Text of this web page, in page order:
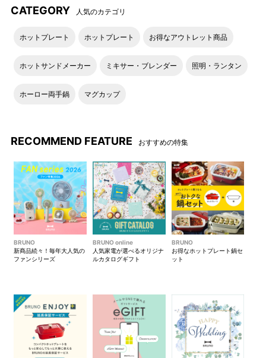
侵入を防ぎます。
のり
機能性と普遍的なデザインで、自分らしくいられる心地良さ
こころ躍る、旅へ出よう。
■ MILESTO公式オンラインショップ ＞＞
CATEGORY 人気のカテゴリ
ホットプレート ホットプレート お得なアウトレット商品
ホットサンドメーカー ミキサー・ブレンダー 照明・ランタン
ホーロー両手鍋 マグカップ
RECOMMEND FEATURE おすすめの特集
BRUNO
新商品続々！毎年大人気の
ファンシリーズ
BRUNO online
人気家電が選べるオリジナ
ルカタログギフト
BRUNO
お得なホットプレート鍋セ
ット